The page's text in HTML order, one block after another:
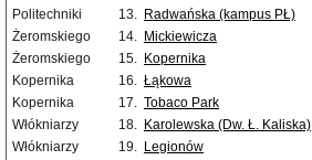
Politechniki
13. Radwańska (kampus PŁ)
Żeromskiego
14. Mickiewicza
Żeromskiego
15. Kopernika
Kopernika
16. Łąkowa
Kopernika
17. Tobaco Park
Włókniarzy
18. Karolewska (Dw. Ł. Kaliska)
Włókniarzy
19. Legionów